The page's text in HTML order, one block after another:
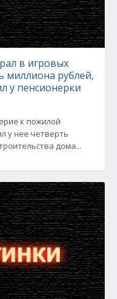
в игровых
миллиона рублей,
у пенсионерки
к пожилой
у нее четверть
дома...